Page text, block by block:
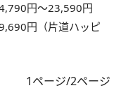
円～23,590円
円（片道ハッピ
1ページ/2ページ